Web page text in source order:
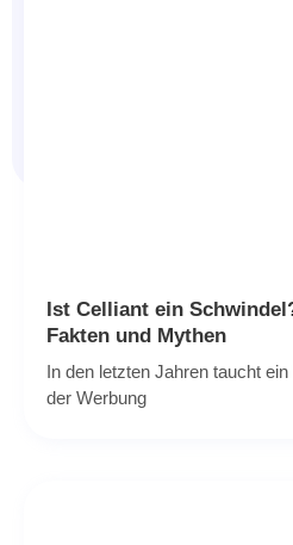
Ist Celliant ein
Fakten und Mythen
In den letzten Jahren taucht
der Werbung